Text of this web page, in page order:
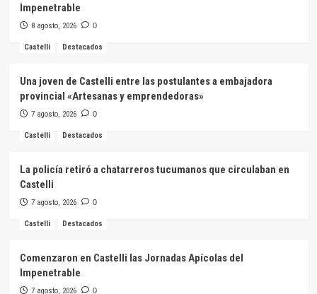
Impenetrable
8 agosto, 2026 0
Castelli Destacados
Una joven de Castelli entre las postulantes a embajadora
provincial «Artesanas y emprendedoras»
7 agosto, 2026 0
Castelli Destacados
La policía retiró a chatarreros tucumanos que circulaban en
Castelli
7 agosto, 2026 0
Castelli Destacados
Comenzaron en Castelli las Jornadas Apícolas del
Impenetrable
7 agosto, 2026 0